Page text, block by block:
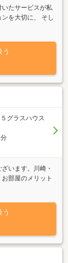
たサービスが私
を大切に、 そし
けば当社は2023
、ずっと守って
の皆様に、ここ
していくことを
。たった5人の
す“
グラスハウス
います。川崎・
部屋のメリット
。また『お得に
ます！！